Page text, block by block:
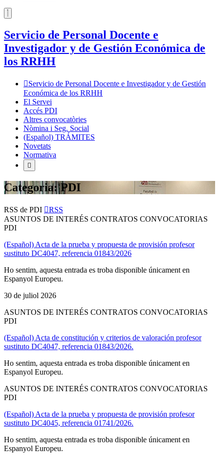
Servicio de Personal Docente e
Investigador y de Gestión Económica de
los RRHH
Servicio de Personal Docente e Investigador y de Gestión
Económica de los RRHH
El Servei
Accés PDI
Altres convocatòries
Nòmina i Seg. Social
(Español) TRÁMITES
Novetats
Normativa
Categoria: PDI
RSS de PDI
RSS
ASUNTOS DE INTERÉS CONTRATOS CONVOCATORIAS
PDI
(Español) Acta de la prueba y propuesta de provisión profesor
sustituto DC4047, referencia 01843/2026
Ho sentim, aquesta entrada es troba disponible únicament en
Espanyol Europeu.
30 de juliol 2026
ASUNTOS DE INTERÉS CONTRATOS CONVOCATORIAS
PDI
(Español) Acta de constitución y criterios de valoración profesor
sustituto DC4047, referencia 01843/2026.
Ho sentim, aquesta entrada es troba disponible únicament en
Espanyol Europeu.
ASUNTOS DE INTERÉS CONTRATOS CONVOCATORIAS
PDI
(Español) Acta de la prueba y propuesta de provisión profesor
sustituto DC4045, referencia 01741/2026.
Ho sentim, aquesta entrada es troba disponible únicament en
Espanyol Europeu.